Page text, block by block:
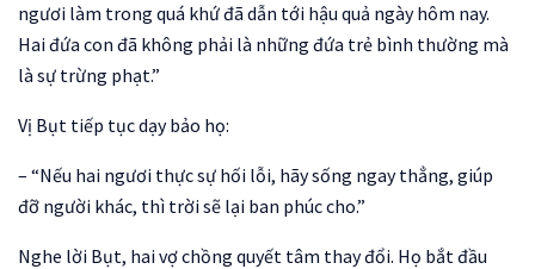
ngươi làm trong quá khứ đã dẫn tới hậu quả ngày hôm nay.
Hai đứa con đã không phải là những đứa trẻ bình thường mà
là sự trừng phạt.”
Vị Bụt tiếp tục dạy bảo họ:
– “Nếu hai ngươi thực sự hối lỗi, hãy sống ngay thẳng, giúp
đỡ người khác, thì trời sẽ lại ban phúc cho.”
Nghe lời Bụt, hai vợ chồng quyết tâm thay đổi. Họ bắt đầu